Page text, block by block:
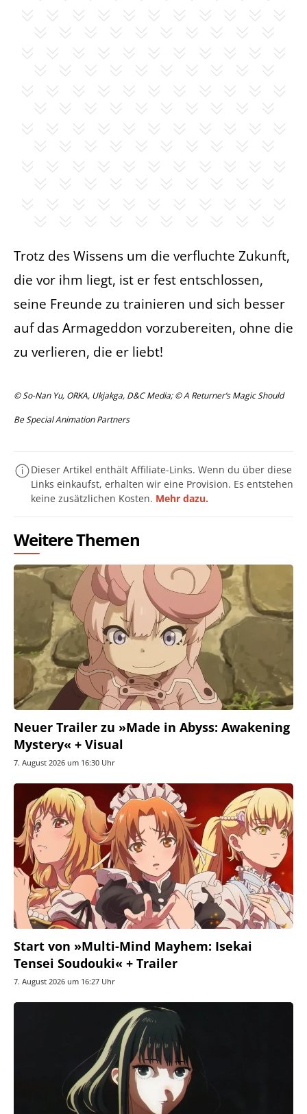
Trotz des Wissens um die verfluchte Zukunft,
die vor ihm liegt, ist er fest entschlossen,
seine Freunde zu trainieren und sich besser
auf das Armageddon vorzubereiten, ohne die
zu verlieren, die er liebt!
© So-Nan Yu, ORKA, Ukjakga, D&C Media; © A Returner’s Magic Should
Be Special Animation Partners
Dieser Artikel enthält Affiliate-Links. Wenn du über diese
Links einkaufst, erhalten wir eine Provision. Es entstehen
keine zusätzlichen Kosten. Mehr dazu.
Weitere Themen
Neuer Trailer zu »Made in Abyss: Awakening
Mystery« + Visual
7. August 2026 um 16:30 Uhr
Start von »Multi-Mind Mayhem: Isekai
Tensei Soudouki« + Trailer
7. August 2026 um 16:27 Uhr